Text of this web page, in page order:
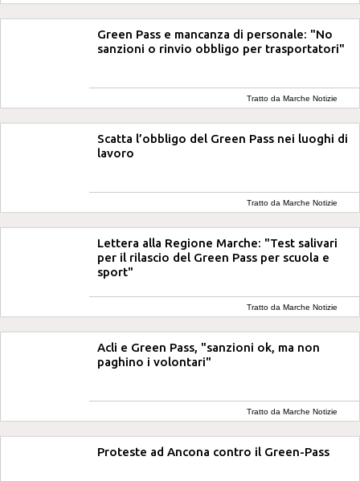
Green Pass e mancanza di personale: "No
sanzioni o rinvio obbligo per trasportatori"
Tratto da Marche Notizie
Scatta l’obbligo del Green Pass nei luoghi di
lavoro
Tratto da Marche Notizie
Lettera alla Regione Marche: "Test salivari
per il rilascio del Green Pass per scuola e
sport"
Tratto da Marche Notizie
Acli e Green Pass, "sanzioni ok, ma non
paghino i volontari"
Tratto da Marche Notizie
Proteste ad Ancona contro il Green-Pass